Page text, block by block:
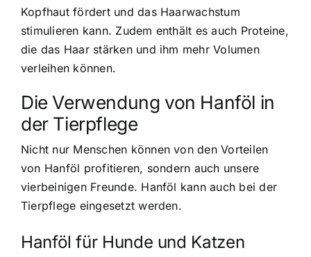
Kopfhaut fördert und das Haarwachstum
stimulieren kann. Zudem enthält es auch Proteine,
die das Haar stärken und ihm mehr Volumen
verleihen können.
Die Verwendung von Hanföl in
der Tierpflege
Nicht nur Menschen können von den Vorteilen
von Hanföl profitieren, sondern auch unsere
vierbeinigen Freunde. Hanföl kann auch bei der
Tierpflege eingesetzt werden.
Hanföl für Hunde und Katzen